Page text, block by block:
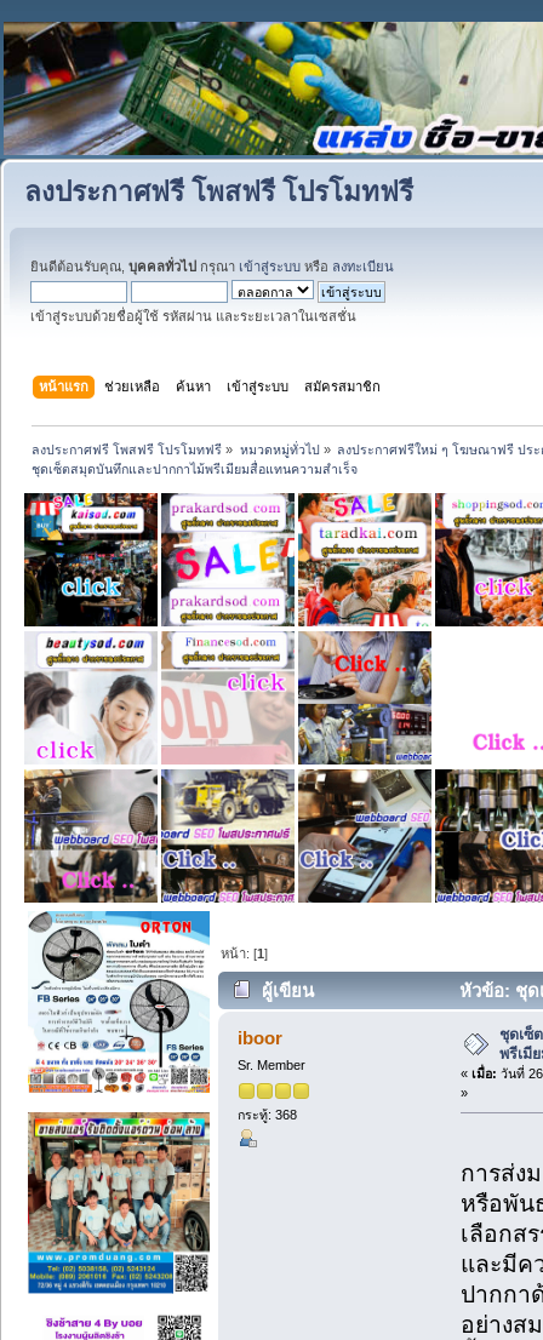
ลงประกาศฟรี โพสฟรี โปรโมทฟรี
ยินดีต้อนรับคุณ, บุคคลทั่วไป กรุณา เข้าสู่ระบบ หรือ ลงทะเบียน
เข้าสู่ระบบด้วยชื่อผู้ใช้ รหัสผ่าน และระยะเวลาในเซสชั่น
หน้าแรก ช่วยเหลือ ค้นหา เข้าสู่ระบบ สมัครสมาชิก
ลงประกาศฟรี โพสฟรี โปรโมทฟรี » หมวดหมู่ทั่วไป» ลงประกาศฟรีใหม่ ๆ โฆษณาฟรี ปร
ชุดเซ็ตสมุดบันทึกและปากกาไม้พรีเมียมสื่อแทนความสำเร็จ
หน้า: [1]
ผู้เขียน
หัวข้อ: ชุด
สำเร็จ (อ่าน 28 ครั้ง)
iboor
Sr. Member
กระทู้: 368
ชุดเซ็
พรีเมี
« เมื่อ: วันที่
»
การส่ง
หรือพัน
เลือกส
และมีค
ปากกา
อย่างส